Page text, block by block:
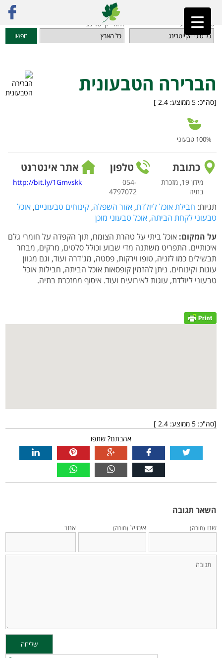
ראשי»מדריך קייטרינג »הברירה הטבעונית
סוגי קייטרינג איזורי קייטרינג
חפשו
הברירה הטבעונית
[סה"כ: 5 ממוצע: 2.4
]
100% טבעוני
כתובת
מידון 19, מזכרת
בתיה
טלפון
054-
4797072
אתר אינטרנט
http://bit.ly/1Gmvskk
תגיות: חבילת אוכל ליולדת, אזור השפלה, קינוחים טבעוניים, אוכל
טבעוני לקחת הביתה, אוכל טבעוני מוכן
על המקום: אוכל ביתי על טהרת הצומח, תוך הקפדה על חומרי גלם
איכותיים. התפריט משתנה מדי שבוע וכולל סלטים, מרקים, מבחר
תבשילים כמו לזניה, טופו וירקות, פסטה, מג'דרה ועוד, וגם מגוון
עוגות וקינוחים. ניתן להזמין קופסאות אוכל הביתה, חבילות אוכל
טבעוני ליולדת, עוגות לאירועים ועוד. איסוף ממזכרת בתיה.
[סה"כ: 5 ממוצע: 2.4
]
אהבתם? שתפו
השאר תגובה
שם (חובה) אימייל (חובה) אתר